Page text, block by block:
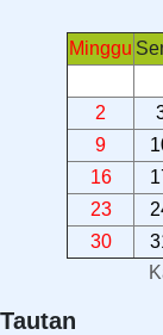
Minggu
2
9
16
23
30
Tautan